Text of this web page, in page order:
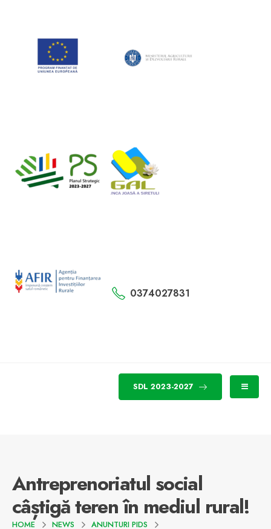
0374027831
SDL 2023-2027
Antreprenoriatul social
câștigă teren în mediul rural!
HOME NEWS
ANUNTURI PIDS